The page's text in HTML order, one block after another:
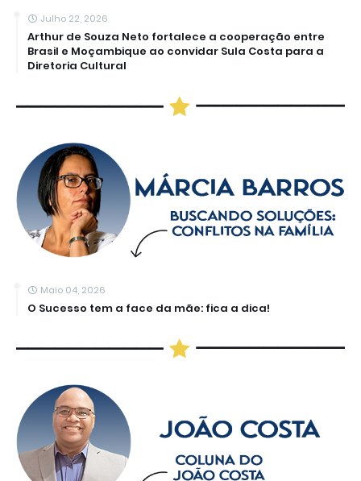
Julho 22, 2026
Arthur de Souza Neto fortalece a cooperação entre
Brasil e Moçambique ao convidar Sula Costa para a
Diretoria Cultural
Maio 04, 2026
O Sucesso tem a face da mãe: fica a dica!